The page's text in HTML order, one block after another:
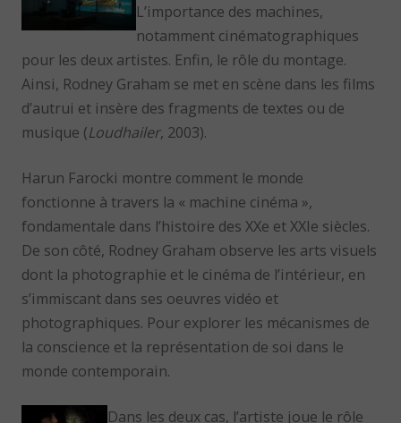
L’importance des machines,
notamment cinématographiques
pour les deux artistes. Enfin, le rôle du montage.
Ainsi, Rodney Graham se met en scène dans les films
d’autrui et insère des fragments de textes ou de
musique (Loudhailer, 2003).
Harun Farocki montre comment le monde
fonctionne à travers la « machine cinéma »,
fondamentale dans l’histoire des XXe et XXIe siècles.
De son côté, Rodney Graham observe les arts visuels
dont la photographie et le cinéma de l’intérieur, en
s’immiscant dans ses oeuvres vidéo et
photographiques. Pour explorer les mécanismes de
la conscience et la représentation de soi dans le
monde contemporain.
Dans les deux cas, l’artiste joue le rôle